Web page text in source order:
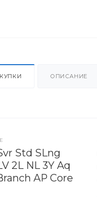
ОПИСАНИЕ
Std SLng
2L NL 3Y Aq
AP Core